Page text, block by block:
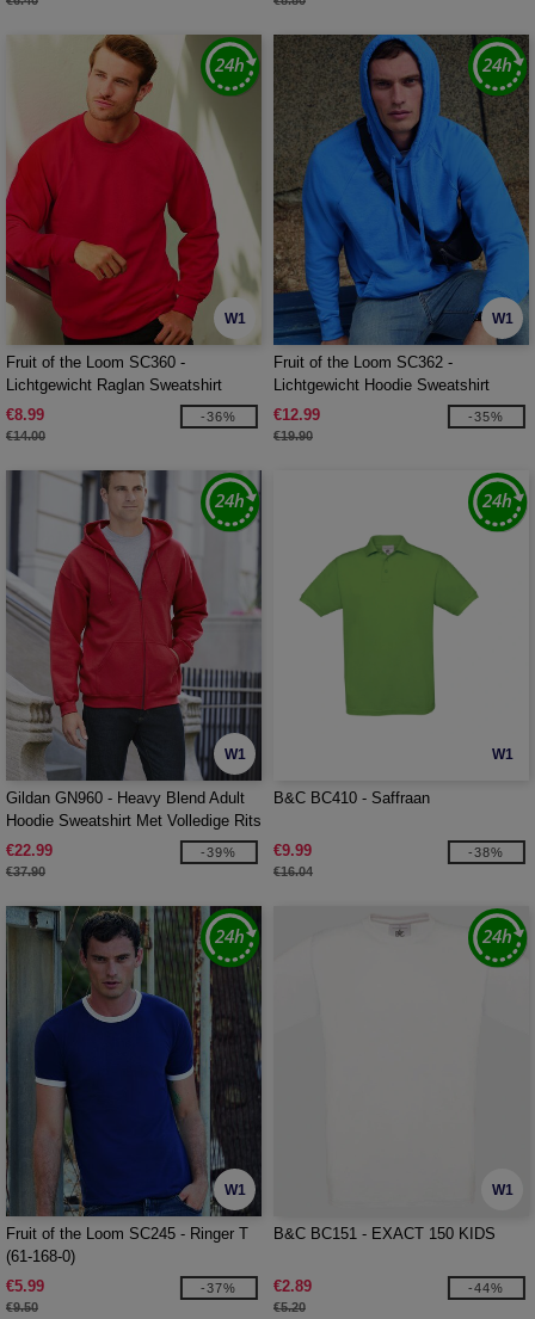
W1
Fruit of the Loom SC360 -
Lichtgewicht Raglan Sweatshirt
€8.99
€14.00
-36%
W1
Fruit of the Loom SC362 -
Lichtgewicht Hoodie Sweatshirt
€12.99
€19.90
-35%
W1
Gildan GN960 - Heavy Blend Adult
Hoodie Sweatshirt Met Volledige Rits
€22.99
€37.90
-39%
W1
B&C BC410 - Saffraan
€9.99
€16.04
-38%
W1
Fruit of the Loom SC245 - Ringer T
(61-168-0)
€5.99
€9.50
-37%
W1
B&C BC151 - EXACT 150 KIDS
€2.89
€5.20
-44%